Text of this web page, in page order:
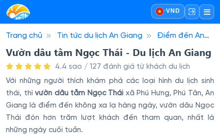
·VND
Trang chủ Tin tức du lịch An Giang
Điểm đến An
Giang
Vườn dâu tằm Ngọc Thái - Du lịch An Giang
Vườn dâu tằm Ngọc Thái - Du lịch An Giang
4.4 sao / 127 đánh giá từ khách du lịch
Với những người thích khám phá các loại hình du lịch sinh
thái, thì vườn dâu tằm Ngọc Thái xã Phú Hưng, Phú Tân, An
Giang là điểm đến không xa lạ hàng ngày, vườn dâu Ngọc
Thái đón hơn trăm lượt khách đến tham quan, nhất là
những ngày cuối tuần.